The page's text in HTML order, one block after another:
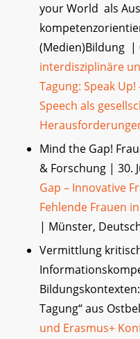
your World als
(Medien)Bildung |
interdisziplinäre
Tagung: Speak
Speech als
Mind the Gap!
& Forschung | 30.
Gap – Innovative
Fehlende Frauen
| Münster,
Vermittlung
Tagung“ aus
und Erasmus+